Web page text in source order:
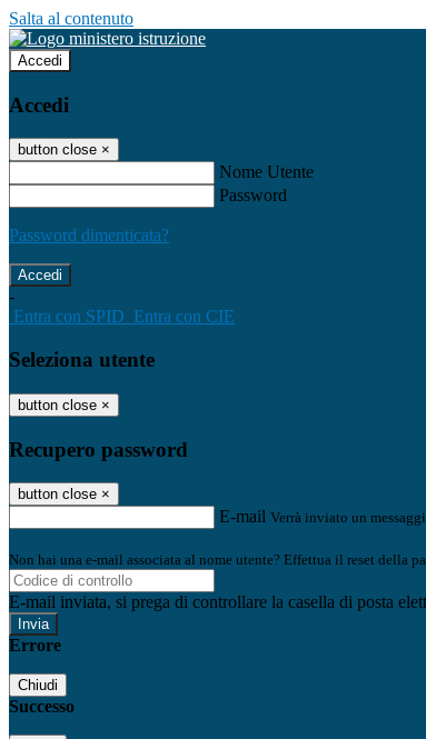
Salta al contenuto
Accedi
Accedi
button close ×
Nome Utente
Password
Password dimenticata?
-
Entra con SPID Entra con CIE
Seleziona utente
button close ×
Recupero password
button close ×
E-mail Verrà inviato un
Non hai una e-mail associata al nome utente? Effettua il reset della
E-mail inviata, si prega di controllare la casella di posta
Errore
Chiudi
Successo